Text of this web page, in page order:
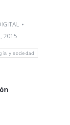
2015
y sociedad